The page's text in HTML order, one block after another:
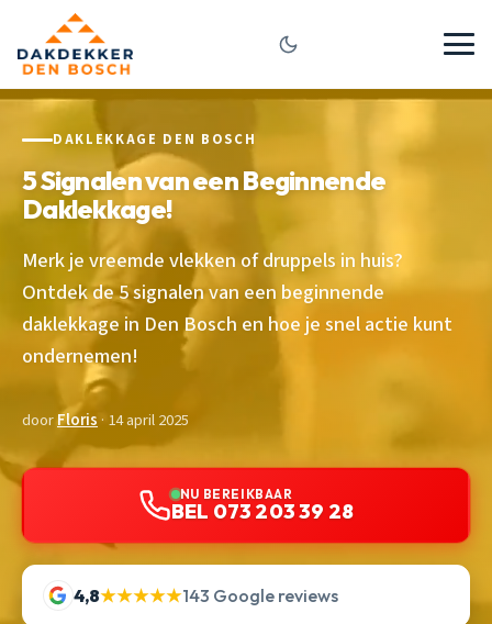
DAKLEKKAGE DEN BOSCH
5 Signalen van een Beginnende
Daklekkage!
Merk je vreemde vlekken of druppels in huis?
Ontdek de 5 signalen van een beginnende
daklekkage in Den Bosch en hoe je snel actie kunt
ondernemen!
doorFloris· 14 april 2025
NU BEREIKBAAR
BEL 073 203 39 28
4,8★★★★★143 Google reviews